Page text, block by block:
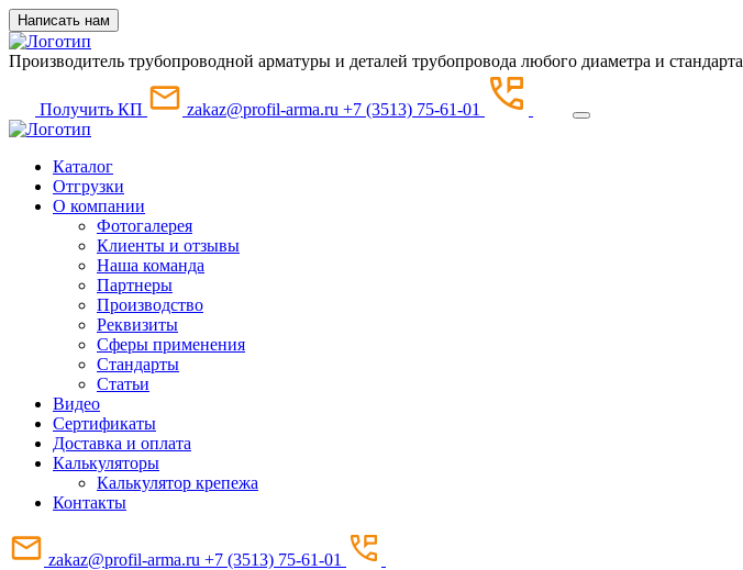
Написать нам
Производитель трубопроводной арматуры и деталей трубопровода любого диаметра и стандарта
Получить КП zakaz@profil-arma.ru +7 (3513) 75-61-01
Каталог
Отгрузки
О компании
Фотогалерея
Клиенты и отзывы
Наша команда
Партнеры
Производство
Реквизиты
Сферы применения
Стандарты
Статьи
Видео
Сертификаты
Доставка и оплата
Калькуляторы
Калькулятор крепежа
Контакты
zakaz@profil-arma.ru +7 (3513) 75-61-01